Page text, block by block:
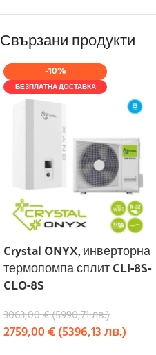
Свързани продукти
-10%
БЕЗПЛАТНА ДОСТАВКА
Crystal ONYX, инверторна
термопомпа сплит CLI-8S-
CLO-8S
3063,00€(5990,71лв.)
2759,00€(5396,13лв.)